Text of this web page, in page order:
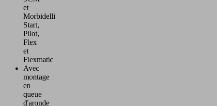
et
Morbidelli
Start,
Pilot,
Flex
et
Flexmatic
Avec
montage
en
queue
d'aronde